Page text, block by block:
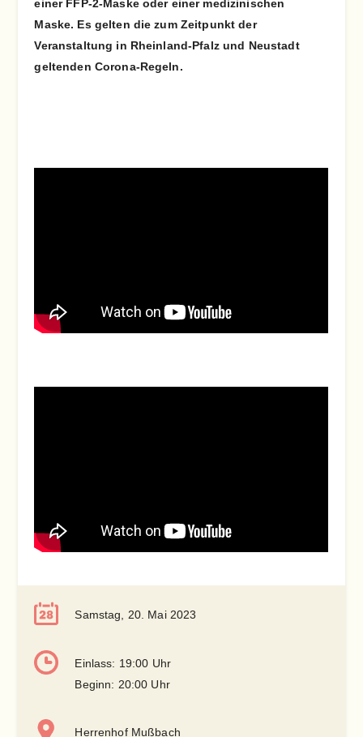
einer FFP-2-Maske oder einer medizinischen
Maske. Es gelten die zum Zeitpunkt der
Veranstaltung in Rheinland-Pfalz und Neustadt
geltenden Corona-Regeln.
Samstag, 20. Mai 2023
Einlass: 19:00 Uhr
Beginn: 20:00 Uhr
Herrenhof Mußbach